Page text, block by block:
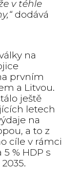
v téhle
dodává
na
prvním
a Litvou.
ještě
letech
na
a to z
cíle v rámci
5 % HDP s